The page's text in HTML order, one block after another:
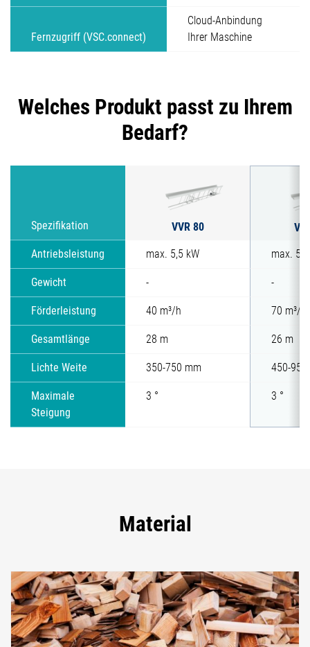
Fernzugriff (VSC.connect)
Cloud-Anbindung
Ihrer Maschine
Welches Produkt passt zu Ihrem
Bedarf?
Spezifikation VVR 80
Antriebsleistung max. 5,5 kW max.
Gewicht - -
Förderleistung 40 m³/h 70 m³/h
Gesamtlänge 28 m 26 m
Lichte Weite 350-750 mm 450-950
Maximale
Steigung
3 ° 3 °
Material